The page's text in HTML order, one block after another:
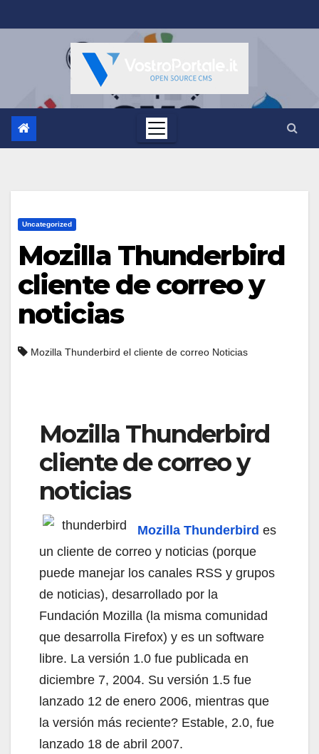
al
Uncategorized
Mozilla Thunderbird
cliente de correo y
noticias
Mozilla Thunderbird el cliente de correo Noticias
Mozilla Thunderbird
cliente de correo y
noticias
Mozilla Thunderbird es
un cliente de correo y noticias (porque
puede manejar los canales RSS y grupos
de noticias), desarrollado por la
Fundación Mozilla (la misma comunidad
que desarrolla Firefox) y es un software
libre. La versión 1.0 fue publicada en
diciembre 7, 2004. Su versión 1.5 fue
lanzado 12 de enero 2006, mientras que
la versión más reciente? Estable, 2.0, fue
lanzado 18 de abril 2007.